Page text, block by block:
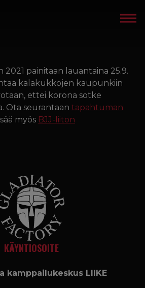
2021 painitaan lauantaina 25.9.
kalakukkojen kaupunkiin
ettei korona sotke
Ota seurantaan tapahtuman
myös BJJ-liiton
KÄYNTIOSOITE
kamppailukeskus LIIKE